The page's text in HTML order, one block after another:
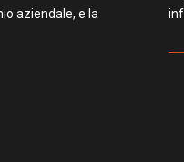
aziendale, e la